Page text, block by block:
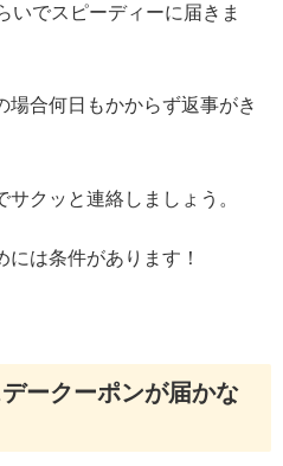
いでスピーディーに届きま
場合何日もかからず返事がき
クッと連絡しましょう。
は条件があります！
ークーポンが届かな